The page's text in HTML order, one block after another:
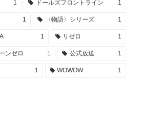
1 ドールズフロントライン 1
1 〈物語〉シリーズ 1
1 リゼロ 1
ンゼロ 1 公式放送 1
1 WOWOW 1